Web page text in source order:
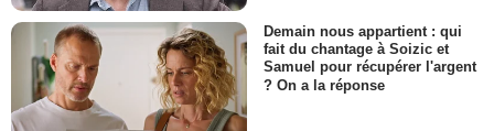
Demain nous appartient : qui
fait du chantage à Soizic et
Samuel pour récupérer l'argent
? On a la réponse